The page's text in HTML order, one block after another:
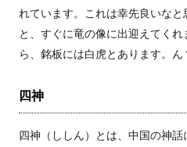
れています。これは幸先良いな
と、すぐに竜の像に出迎えてく
ら、銘板には白虎とあります。ん
四神
四神（ししん）とは、中国の神話